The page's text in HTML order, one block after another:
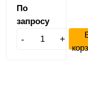
По
запросу
- +